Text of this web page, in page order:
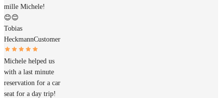
mille Michele!
😊😊
Tobias
HeckmannCustomer
Michele helped us
with a last minute
reservation for a car
seat for a day trip!